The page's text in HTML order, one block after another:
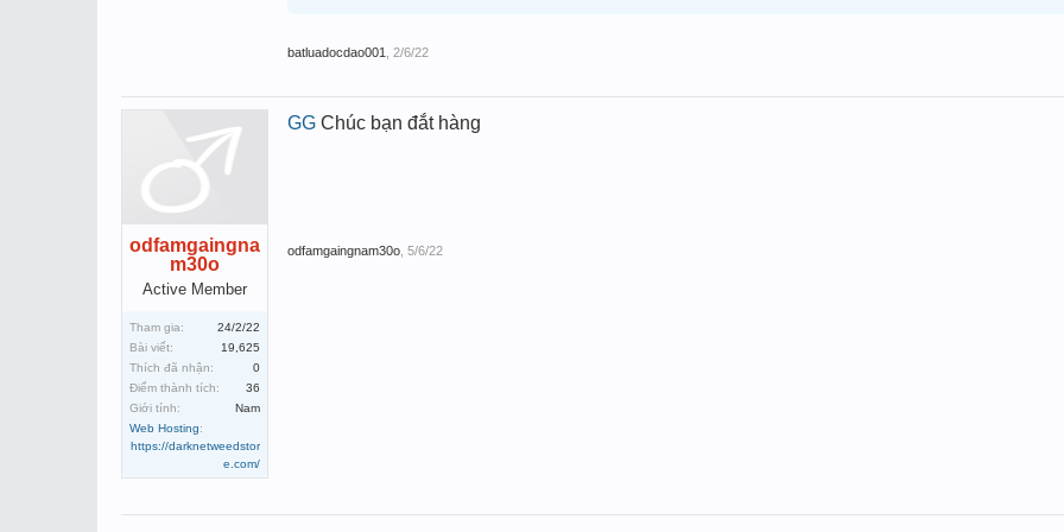
batluadocdao001 2/6/22
odfamgaingna
m30o
Active Member
Tham gia:
24/2/22
Bài viết:
19,625
Thích đã nhận:
0
Điểm thành tích:
36
Giới tính:
Nam
Web Hosting:
https://darknetweedstor
e.com/
GG Chúc bạn đắt hàng
odfamgaingnam30o 5/6/22